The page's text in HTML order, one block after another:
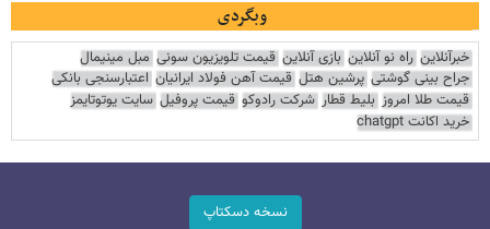
وبگردی
خبرآنلاین راه نو آنلاین بازی آنلاین قیمت تلویزیون سونی مبل مینیمال
جراح بینی گوشتی پرشین هتل قیمت آهن فولاد ایرانیان اعتبارسنجی بانکی
قیمت طلا امروز بلیط قطار شرکت رادوکو قیمت پروفیل سایت یوتوتایمز
خرید اکانت chatgpt
نسخه دسکتاپ